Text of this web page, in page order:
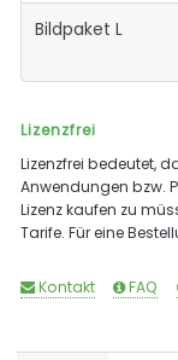
Bildpaket L
Lizenzfrei
Lizenzfrei bedeutet,
Anwendungen bzw.
Lizenz kaufen zu
Tarife. Für eine
Kontakt FAQ